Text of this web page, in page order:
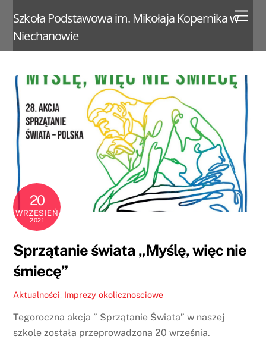
content
Szkoła Podstawowa im. Mikołaja Kopernika w
Niechanowie
20
WRZESIEŃ
2021
Sprzątanie świata „Myślę, więc nie
śmiecę”
Aktualności Imprezy okolicznosciowe
Tegoroczna akcja ” Sprzątanie Świata” w naszej
szkole została przeprowadzona 20 września.